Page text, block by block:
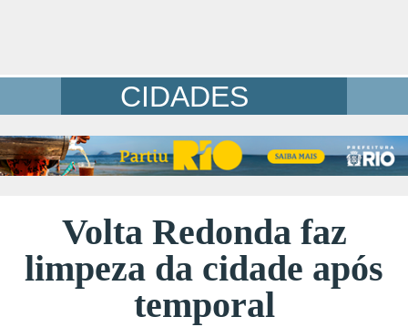
CIDADES
Volta Redonda faz
limpeza da cidade após
temporal